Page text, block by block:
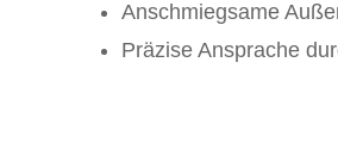
Anschmiegsame
Präzise Ansprache